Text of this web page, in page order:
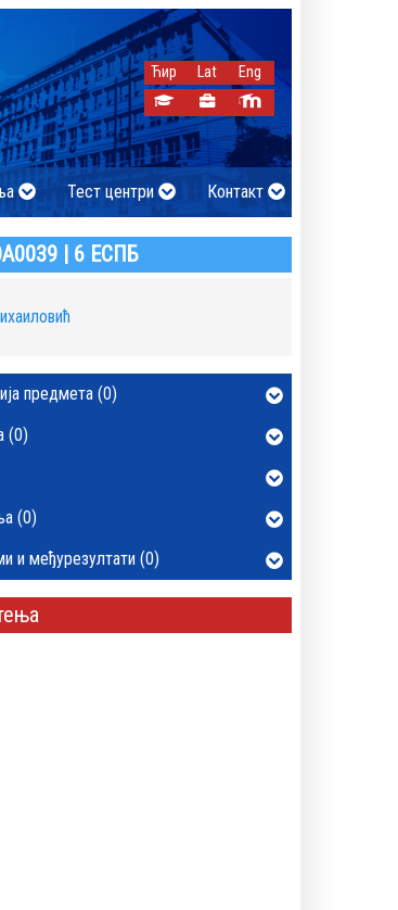
Ћир Lat Eng
Тест центри Контакт
| 6 ЕСПБ
предмета (0)
(0)
(0)
и међурезултати (0)